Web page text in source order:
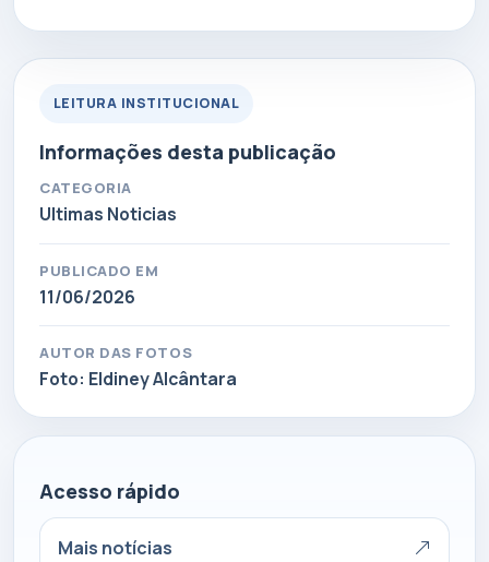
LEITURA INSTITUCIONAL
Informações desta publicação
CATEGORIA
Ultimas Noticias
PUBLICADO EM
11/06/2026
AUTOR DAS FOTOS
Foto: Eldiney Alcântara
Acesso rápido
Mais notícias